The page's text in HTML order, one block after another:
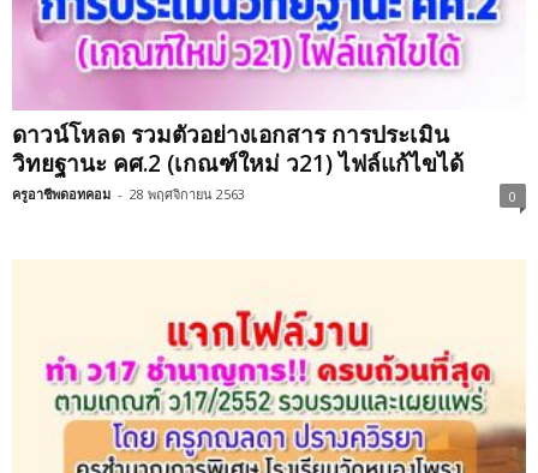
ดาวน์โหลด รวมตัวอย่างเอกสาร การประเมิน
วิทยฐานะ คศ.2 (เกณฑ์ใหม่ ว21) ไฟล์แก้ไขได้
ครูอาชีพดอทคอม - 28 พฤศจิกายน 2563 0